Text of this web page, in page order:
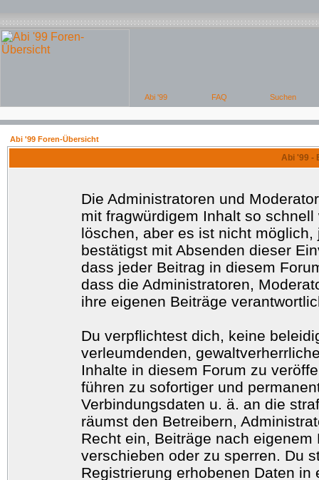
Abi '99 Foren-Übersicht
Abi '99 -
Die Administratoren und
mit fragwürdigem Inhalt so
löschen, aber es ist nicht
bestätigst mit Absenden dieser
dass jeder Beitrag in diesem
dass die Administratoren,
ihre eigenen Beiträge
Du verpflichtest dich, keine
verleumdenden,
Inhalte in diesem Forum zu
führen zu sofortiger und
Verbindungsdaten u. ä. an die
räumst den Betreibern,
Recht ein, Beiträge nach
verschieben oder zu sperren. Du
Registrierung erhobenen Daten